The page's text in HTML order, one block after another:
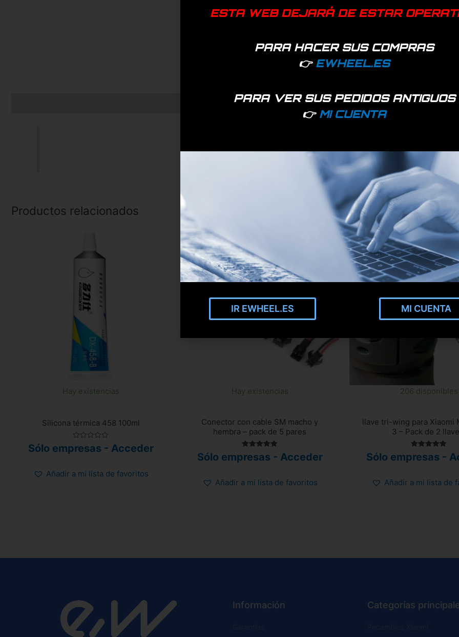
Productos relacionados
Hay existencias
Silicona térmica 458 100ml
con
Sólo empresas - Acceder
Añadir a mi lista de favoritos
Hay existencias
Conector con cable SM macho y
hembra – pack de 5 pares
con
Sólo empresas - Acceder
Añadir a mi lista de favoritos
206 disponibles
llave tri-wing para Xiaomi
3 – Pack de 2
con
Sólo empresas -
Añadir a mi lista de
Información Categorías
ESTA WEB DEJARÁ DE ESTAR
PARA HACER SUS COMPRAS
👉 EWHEEL.ES
PARA VER SUS PEDIDOS ANTIGUOS
👉 MI CUENTA
IR EWHEEL.ES MI CUENTA